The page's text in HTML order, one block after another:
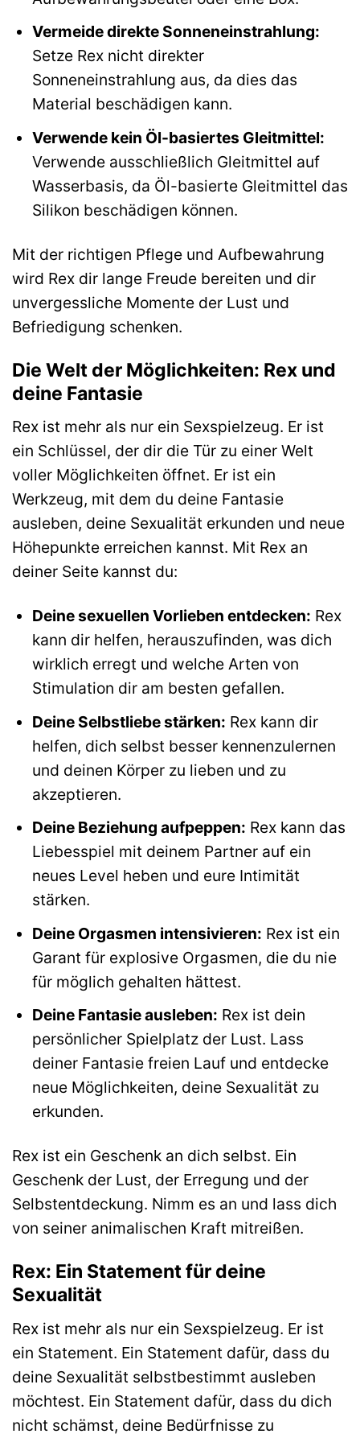
Vermeide direkte Sonneneinstrahlung:
Setze Rex nicht direkter
Sonneneinstrahlung aus, da dies das
Material beschädigen kann.
Verwende kein Öl-basiertes Gleitmittel:
Verwende ausschließlich Gleitmittel auf
Wasserbasis, da Öl-basierte Gleitmittel das
Silikon beschädigen können.
Mit der richtigen Pflege und Aufbewahrung
wird Rex dir lange Freude bereiten und dir
unvergessliche Momente der Lust und
Befriedigung schenken.
Die Welt der Möglichkeiten: Rex und
deine Fantasie
Rex ist mehr als nur ein Sexspielzeug. Er ist
ein Schlüssel, der dir die Tür zu einer Welt
voller Möglichkeiten öffnet. Er ist ein
Werkzeug, mit dem du deine Fantasie
ausleben, deine Sexualität erkunden und neue
Höhepunkte erreichen kannst. Mit Rex an
deiner Seite kannst du:
Deine sexuellen Vorlieben entdecken: Rex
kann dir helfen, herauszufinden, was dich
wirklich erregt und welche Arten von
Stimulation dir am besten gefallen.
Deine Selbstliebe stärken: Rex kann dir
helfen, dich selbst besser kennenzulernen
und deinen Körper zu lieben und zu
akzeptieren.
Deine Beziehung aufpeppen: Rex kann das
Liebesspiel mit deinem Partner auf ein
neues Level heben und eure Intimität
stärken.
Deine Orgasmen intensivieren: Rex ist ein
Garant für explosive Orgasmen, die du nie
für möglich gehalten hättest.
Deine Fantasie ausleben: Rex ist dein
persönlicher Spielplatz der Lust. Lass
deiner Fantasie freien Lauf und entdecke
neue Möglichkeiten, deine Sexualität zu
erkunden.
Rex ist ein Geschenk an dich selbst. Ein
Geschenk der Lust, der Erregung und der
Selbstentdeckung. Nimm es an und lass dich
von seiner animalischen Kraft mitreißen.
Rex: Ein Statement für deine
Sexualität
Rex ist mehr als nur ein Sexspielzeug. Er ist
ein Statement. Ein Statement dafür, dass du
deine Sexualität selbstbestimmt ausleben
möchtest. Ein Statement dafür, dass du dich
nicht schämst, deine Bedürfnisse zu